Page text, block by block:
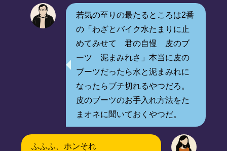
若気の至りの最たるところは2番
の「わざとバイク水たまりに止
めてみせて 君の自慢 皮のブ
ーツ 泥まみれさ」本当に皮の
ブーツだったら水と泥まみれに
なったらブチ切れるやつだろ。
皮のブーツのお手入れ方法をた
まオネに聞いておくやつだ。
ふふふ、ホンそれ